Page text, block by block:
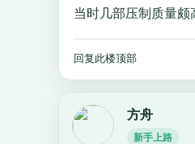
当时几部压制质量
回复此楼顶部
方舟
新手上路